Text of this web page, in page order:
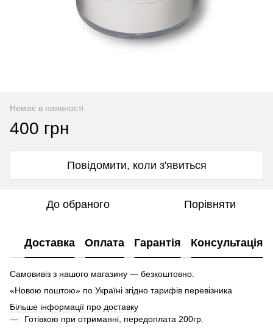
Немає в наявності
400 грн
Повідомити, коли з'явиться
До обраного Порівняти
Доставка Оплата Гарантія Консультація
Самовивіз з нашого магазину — безкоштовно.
«Новою поштою» по Україні згідно тарифів перевізника
Більше інформації про доставку
Готівкою при отриманні, передоплата 200гр.